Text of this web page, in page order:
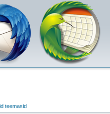
teemasid